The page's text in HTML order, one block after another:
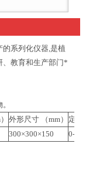
系列化仪器,是植
、教育和生产部门*
外形尺寸 （mm）
定时
300×300×150 0-